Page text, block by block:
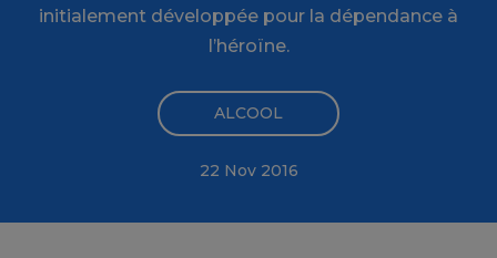
initialement développée pour la dépendance à
l’héroïne.
ALCOOL
22 Nov 2016